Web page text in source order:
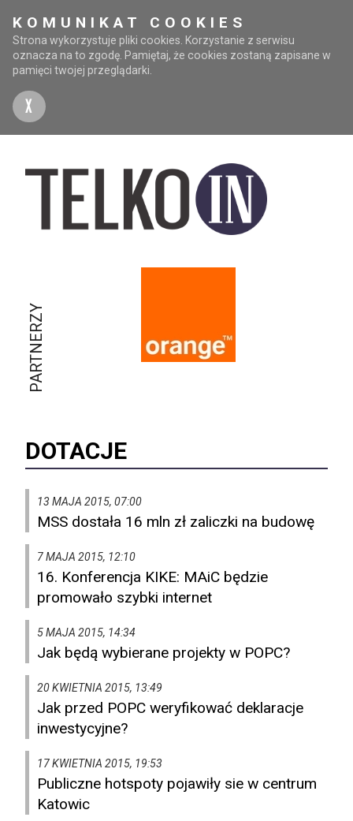
KOMUNIKAT COOKIES
Strona wykorzystuje pliki cookies. Korzystanie z serwisu
oznacza na to zgodę. Pamiętaj, że cookies zostaną zapisane w
pamięci twojej przeglądarki.
X
PARTNERZY
DOTACJE
13 MAJA 2015, 07:00
MSS dostała 16 mln zł zaliczki na budowę
7 MAJA 2015, 12:10
16. Konferencja KIKE: MAiC będzie
promowało szybki internet
5 MAJA 2015, 14:34
Jak będą wybierane projekty w POPC?
20 KWIETNIA 2015, 13:49
Jak przed POPC weryfikować deklaracje
inwestycyjne?
17 KWIETNIA 2015, 19:53
Publiczne hotspoty pojawiły sie w centrum
Katowic